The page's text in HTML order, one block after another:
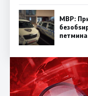
МВР: